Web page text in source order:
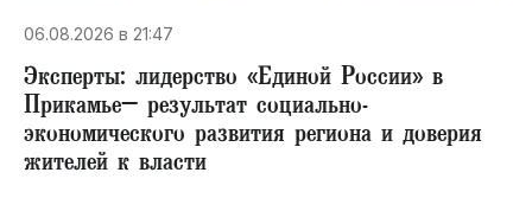
06.08.2026 в 21:47
Эксперты: лидерство «Единой России» в
Прикамье– результат социально-
экономического развития региона и доверия
жителей к власти